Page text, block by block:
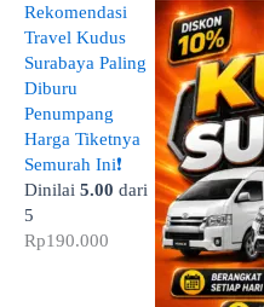
Rekomendasi
Travel Kudus
Surabaya Paling
Diburu
Penumpang
Harga Tiketnya
Semurah Ini❗
Dinilai 5.00 dari
5
Rp190.000